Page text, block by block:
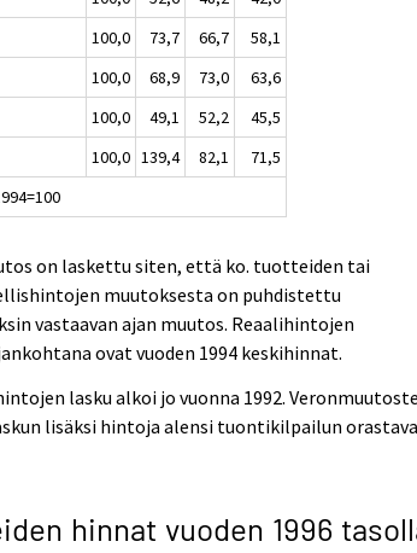
100,0 73,7 66,7
58,1
100,0 68,9 73,0
63,6
100,0 49,1 52,2
45,5
100,0 139,4 82,1
71,5
on laskettu siten, että ko. tuotteiden tai
muutoksesta on puhdistettu
vastaavan ajan muutos. Reaalihintojen
ovat vuoden 1994 keskihinnat.
lasku alkoi jo vuonna 1992.
lisäksi hintoja alensi tuontikilpailun orastava
hinnat vuoden 1996